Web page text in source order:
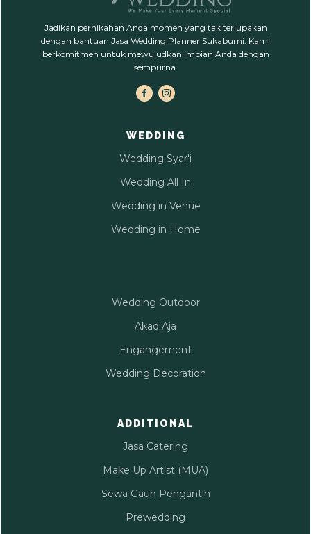
Jadikan pernikahan Anda momen yang tak terlupakan
dengan bantuan Jasa Wedding Planner Sukabumi. Kami
berkomitmen untuk mewujudkan impian Anda dengan
sempurna.
WEDDING
Wedding Syar'i
Wedding All In
Wedding in Venue
Wedding in Home
Wedding Outdoor
Akad Aja
Engangement
Wedding Decoration
ADDITIONAL
Jasa Catering
Make Up Artist (MUA)
Sewa Gaun Pengantin
Prewedding